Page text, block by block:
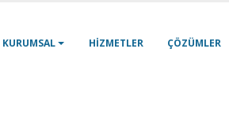
KURUMSAL HIZMETLER ÇÖZÜMLER